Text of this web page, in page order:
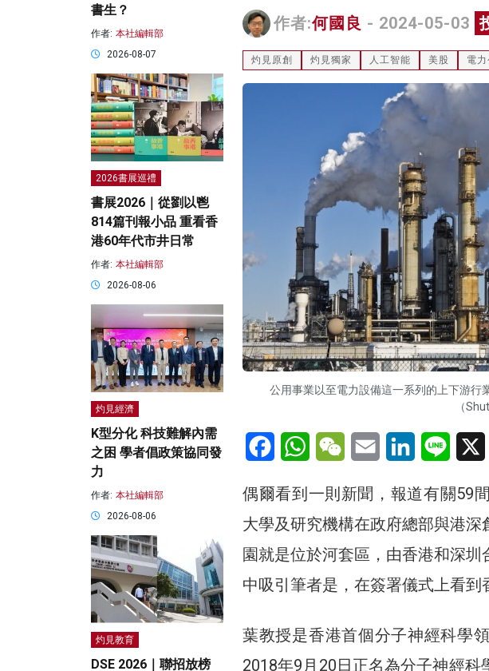
作者:何國良 - 2024-05-03
灼見原創 灼見獨家 人工智能 美股 電力
公用事業以至電力設備這一系列的上下游行
（
FacebookWhatsAppWeChatEmail LinkedInLine
偶爾看到一則新聞，報道有關59
大學及研究機構在政府總部與港
園就是位於河套區，由香港和深
中吸引筆者是，在簽署儀式上看到
葉教授是香港首個分子神經科學
2018年9月20日正名為分子神經
書生？
作者: 本社編輯部
2026-08-07
2026書展巡禮
書展2026｜從劉以鬯
814篇刊報小品 重看香
港60年代市井日常
作者: 本社編輯部
2026-08-06
灼見經濟
K型分化 科技難解內需
之困 學者倡政策協同發
力
作者: 本社編輯部
2026-08-06
灼見教育
DSE 2026｜聯招放榜